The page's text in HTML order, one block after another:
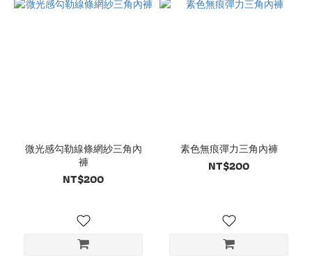
微光感勾勒線條網紗三角內
褲
NT$200
素色無痕彈力三角內褲
NT$200